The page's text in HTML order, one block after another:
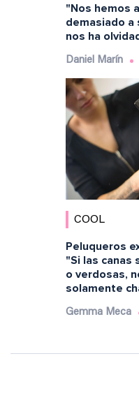
"Nos hemos
demasiado a
nos ha
Daniel Marín
COOL
Peluqueros
"Si las canas
o verdosas,
solamente
Gemma Meca